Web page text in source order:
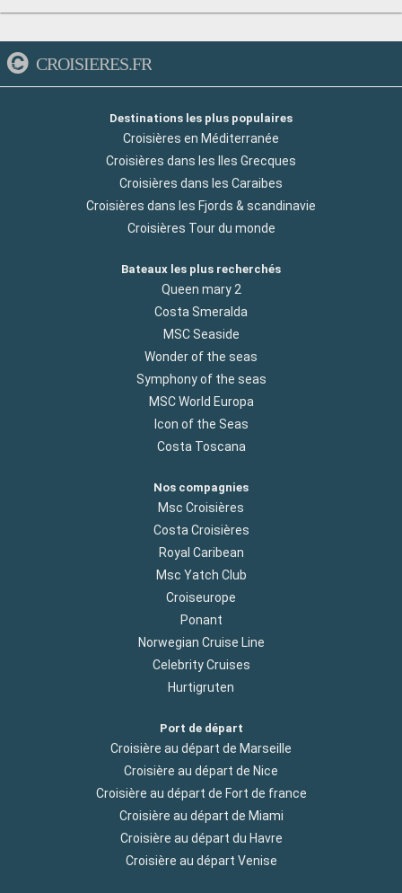
CROISIERES.FR
Destinations les plus populaires
Croisières en Méditerranée
Croisières dans les Iles Grecques
Croisières dans les Caraibes
Croisières dans les Fjords & scandinavie
Croisières Tour du monde
Bateaux les plus recherchés
Queen mary 2
Costa Smeralda
MSC Seaside
Wonder of the seas
Symphony of the seas
MSC World Europa
Icon of the Seas
Costa Toscana
Nos compagnies
Msc Croisières
Costa Croisières
Royal Caribean
Msc Yatch Club
Croiseurope
Ponant
Norwegian Cruise Line
Celebrity Cruises
Hurtigruten
Port de départ
Croisière au départ de Marseille
Croisière au départ de Nice
Croisière au départ de Fort de france
Croisière au départ de Miami
Croisière au départ du Havre
Croisière au départ Venise